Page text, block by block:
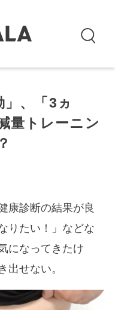
」、「3ヵ
量トレーニン
康診断の結果が良
りたい！」などな
になってきたけ
出せない。